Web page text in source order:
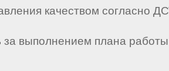
качеством согласно
за выполнением плана